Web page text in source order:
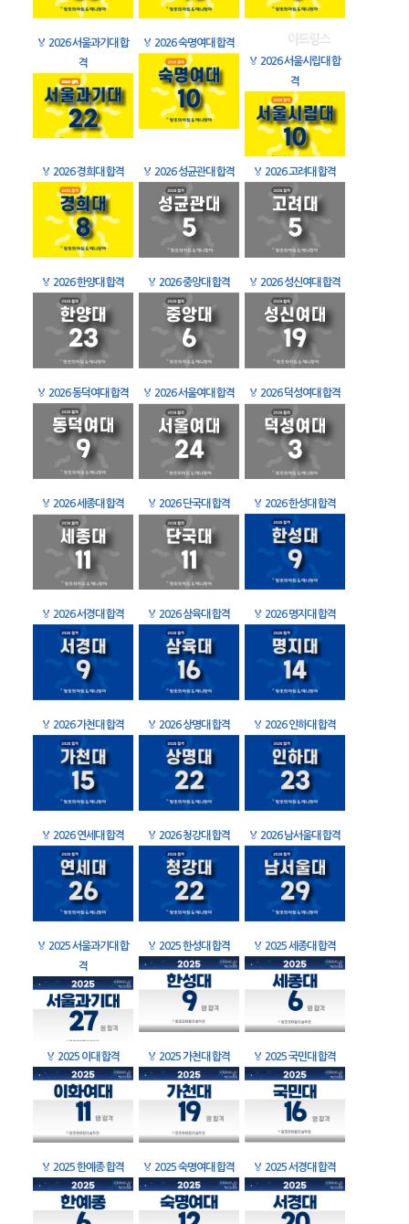
🏅 2026 서울과기대 합
격
🏅 2026 숙명여대 합격
🏅 2026 서울시립대 합
격
🏅 2026 경희대 합격 🏅 2026 성균관대 합격 🏅 2026 고려대 합격
🏅 2026 한양대 합격 🏅 2026 중앙대 합격 🏅 2026 성신여대 합격
🏅 2026 동덕여대 합격 🏅 2026 서울여대 합격 🏅 2026 덕성여대 합격
🏅 2026 세종대 합격 🏅 2026 단국대 합격 🏅 2026 한성대 합격
🏅 2026 서경대 합격 🏅 2026 삼육대 합격 🏅 2026 명지대 합격
🏅 2026 가천대 합격 🏅 2026 상명대 합격 🏅 2026 인하대 합격
🏅 2026 연세대 합격 🏅 2026 청강대 합격 🏅 2026 남서울대 합격
🏅 2025 서울과기대 합
격
🏅 2025 한성대 합격 🏅 2025 세종대 합격
🏅 2025 이대 합격 🏅 2025 가천대 합격 🏅 2025 국민대 합격
🏅 2025 한예종 합격 🏅 2025 숙명여대 합격 🏅 2025 서경대 합격